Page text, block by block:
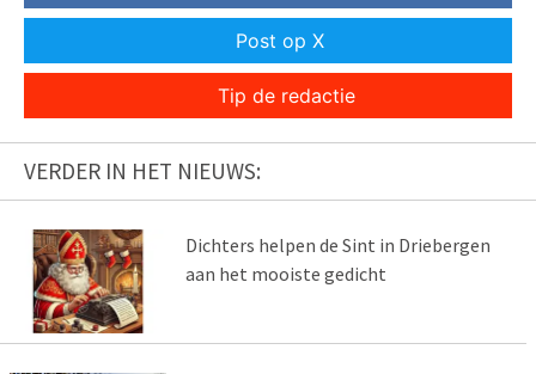
Post op X
Tip de redactie
VERDER IN HET NIEUWS:
Dichters helpen de Sint in Driebergen
aan het mooiste gedicht